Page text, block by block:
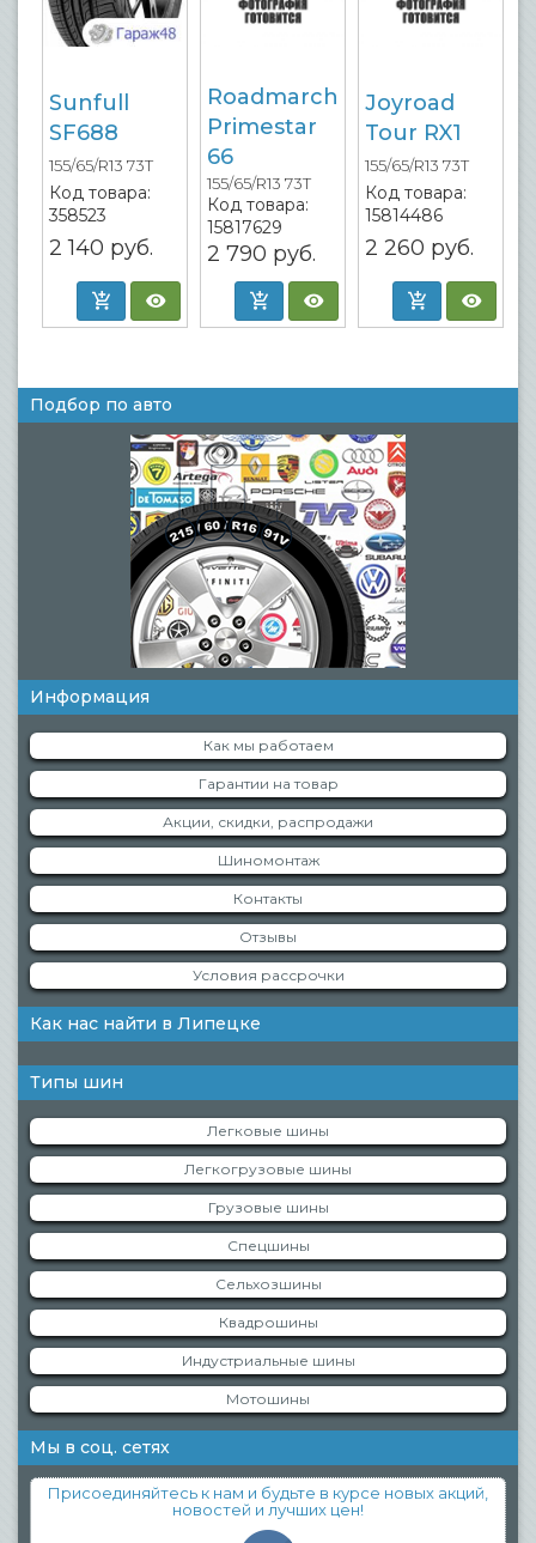
Sunfull
SF688
155/65/R13 73T
Код товара:
358523
2 140 руб.
Roadmarch
Primestar
66
155/65/R13 73T
Код товара:
15817629
2 790 руб.
Joyroad
Tour RX1
155/65/R13 73T
Код товара:
15814486
2 260 руб.
Подбор по авто
Информация
Как мы работаем
Гарантии на товар
Акции, скидки, распродажи
Шиномонтаж
Контакты
Отзывы
Условия рассрочки
Как нас найти в Липецке
Типы шин
Легковые шины
Легкогрузовые шины
Грузовые шины
Спецшины
Сельхозшины
Квадрошины
Индустриальные шины
Мотошины
Мы в соц. сетях
Присоединяйтесь к нам и будьте в курсе новых акций,
новостей и лучших цен!